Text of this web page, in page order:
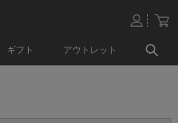
ギフト アウトレット